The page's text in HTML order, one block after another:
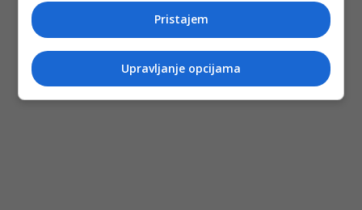
Pristajem
Upravljanje opcijama